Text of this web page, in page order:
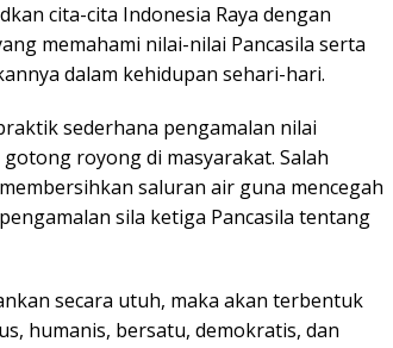
cita-cita Indonesia Raya dengan
memahami nilai-nilai Pancasila serta
dalam kehidupan sehari-hari.
sederhana pengamalan nilai
royong di masyarakat. Salah
saluran air guna mencegah
sila ketiga Pancasila tentang
secara utuh, maka akan terbentuk
humanis, bersatu, demokratis, dan